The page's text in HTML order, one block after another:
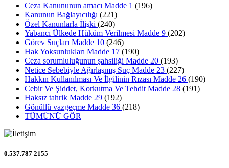
Ceza Kanununun amacı Madde 1 (196)
Kanunun Bağlayıcılığı (221)
Özel Kanunlarla İlişki (240)
Yabancı Ülkede Hüküm Verilmesi Madde 9 (202)
Görev Suçları Madde 10 (246)
Hak Yoksunlukları Madde 17 (190)
Ceza sorumluluğunun şahsiliği Madde 20 (193)
Netice Sebebiyle Ağırlaşmış Suç Madde 23 (227)
Hakkın Kullanılması Ve İlgilinin Rızası Madde 26 (190)
Cebir Ve Şiddet, Korkutma Ve Tehdit Madde 28 (191)
Haksız tahrik Madde 29 (192)
Gönüllü vazgeçme Madde 36 (218)
TÜMÜNÜ GÖR
0.537.787 2155